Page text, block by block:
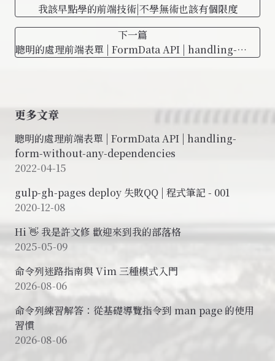
我該早點學的前端技術|不學無術也該有個限度
下一篇
聰明的處理前端表單 | FormData API | handling-
更多文章
聰明的處理前端表單 | FormData API | handling-
form-without-any-dependencies
2022-04-15
gulp-gh-pages deploy 失敗QQ | 程式筆記 - 001
2020-12-08
Hi 👋 我是許文修 歡迎來到我的部落格
2025-05-09
命令列迷路指南與 Vim 三種模式入門
2026-08-06
命令列練習解答：從基礎導覽指令到 man page 的使用
習慣
2026-08-06